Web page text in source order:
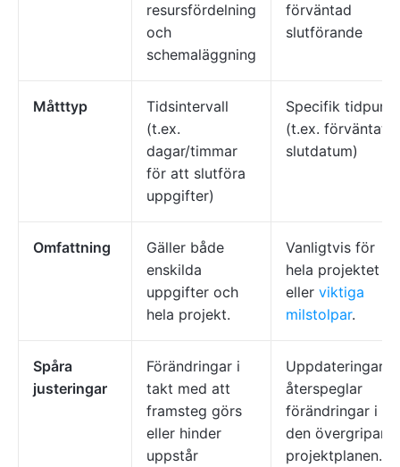
resursfördelning
och
schemaläggning
förväntad
slutförande
Måtttyp
Tidsintervall
(t.ex.
dagar/timmar
för att slutföra
uppgifter)
Specifik tidpunkt
(t.ex. förväntat
slutdatum)
Omfattning
Gäller både
enskilda
uppgifter och
hela projekt.
Vanligtvis för
hela projektet
eller viktiga
milstolpar.
Spåra
justeringar
Förändringar i
takt med att
framsteg görs
eller hinder
uppstår
Uppdateringar
återspeglar
förändringar i
den
projektplanen.